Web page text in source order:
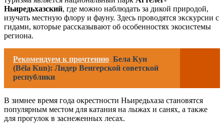
Ньиредьхазский, где можно наблюдать за дикой природой,
изучать местную флору и фауну. Здесь проводятся экскурсии с
гидами, которые рассказывают об особенностях экосистемы
региона.
Рекомендуем к прочтению Бела Кун
(Béla Kun): Лидер Венгерской советской
республики
В зимнее время года окрестности Ньиредьхаза становятся
популярным местом для катания на лыжах и санях, а также
для прогулок в заснеженных лесах.